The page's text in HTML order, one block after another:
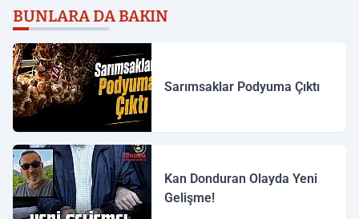
BUNLARA DA BAKIN
Sarımsaklar Podyuma Çıktı
Kan Donduran Olayda Yeni
Gelişme!